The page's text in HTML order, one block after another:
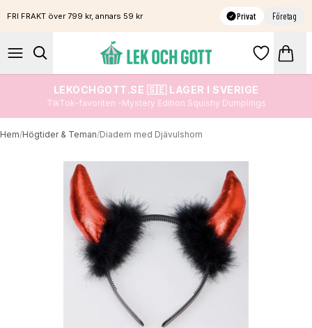
FRI FRAKT över 799 kr, annars 59 kr Privat Företag
LEKOCHGOTT.SE 🇸🇪 LAGER I SVERIGE
TikTok-favoriten -Mystery Edition Squishy Dumplings
Hem/Högtider & Teman/Diadem med Djävulshorn